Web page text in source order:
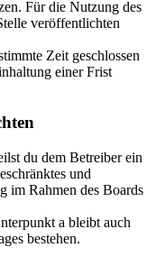
Für die Nutzung des
veröffentlichten
Zeit geschlossen
einer Frist
du dem Betreiber ein
und
im Rahmen des Boards
a bleibt auch
bestehen.